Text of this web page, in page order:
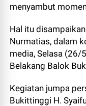
menyambut
Hal itu
Nurmatias, dalam
media, Selasa (26/
Belakang Balok
Kegiatan jumpa
Bukittinggi H.